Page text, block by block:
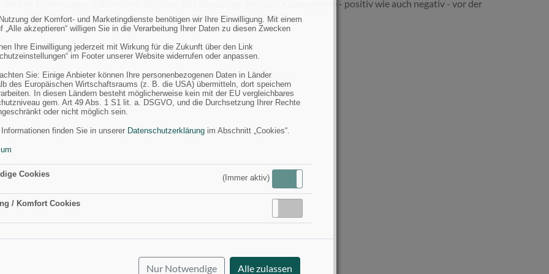
der Komfort- und Marketingdienste benötigen wir Ihre Einwilligung. Mit einem
„Alle akzeptieren“ willigen Sie in die Verarbeitung Ihrer Daten zu diesen Zwecken
Ihre Einwilligung jederzeit mit Wirkung für die Zukunft über den Link
im Footer unserer Website widerrufen oder anpassen.
Sie: Einige Anbieter können Ihre personenbezogenen Daten in Länder
des Europäischen Wirtschaftsraums (z. B. die USA) übermitteln, dort speichern
In diesen Ländern besteht möglicherweise kein mit der EU vergleichbares
gem. Art 49 Abs. 1 S1 lit. a. DSGVO, und die Durchsetzung Ihrer Rechte
oder nicht möglich sein.
finden Sie in unserer Datenschutzerklärung im Abschnitt „Cookies“.
Cookies (Immer aktiv)
/ Komfort Cookies
Nur Notwendige Alle zulassen
Ihre Erfahrungen mit anderen Kunden. Bitte beachten Sie, dass Kommentare - positiv wie auch negativ - vor der